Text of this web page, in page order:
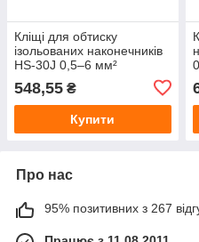
Кліщі для обтиску
ізольованих наконечників
HS-30J 0,5–6 мм²
548,55 ₴
Купити
Про нас
95% позитивних з 267